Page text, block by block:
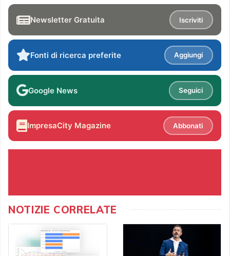
Newsletter Gratuita Iscriviti
Fonti di ricerca preferite Aggiungi
Google News Seguici
ImpresaCity Magazine Abbonati
NOTIZIE CORRELATE